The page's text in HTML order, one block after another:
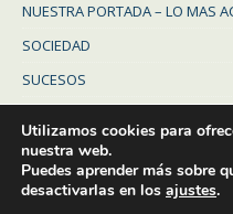
NUESTRA PORTADA – LO MAS
SOCIEDAD
SUCESOS
ZARAGOZA
ZARAGOZA PROVINCIA
Utilizamos cookies para
nuestra web.
Puedes aprender más sobre
desactivarlas en los ajustes.